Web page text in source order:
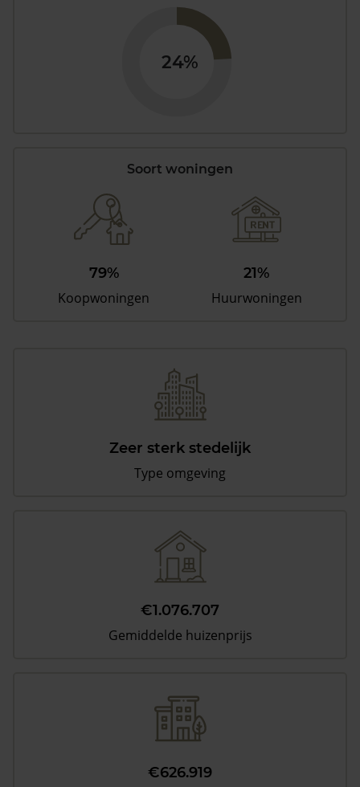
24%
Soort woningen
79%
Koopwoningen
21%
Huurwoningen
Zeer sterk stedelijk
Type omgeving
€1.076.707
Gemiddelde huizenprijs
€626.919